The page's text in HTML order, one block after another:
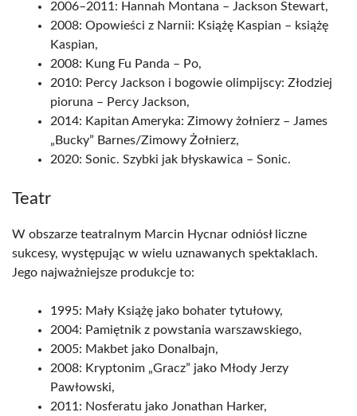
2006–2011: Hannah Montana – Jackson Stewart,
2008: Opowieści z Narnii: Książę Kaspian – książę
Kaspian,
2008: Kung Fu Panda – Po,
2010: Percy Jackson i bogowie olimpijscy: Złodziej
pioruna – Percy Jackson,
2014: Kapitan Ameryka: Zimowy żołnierz – James
„Bucky” Barnes/Zimowy Żołnierz,
2020: Sonic. Szybki jak błyskawica – Sonic.
Teatr
W obszarze teatralnym Marcin Hycnar odniósł liczne
sukcesy, występując w wielu uznawanych spektaklach.
Jego najważniejsze produkcje to:
1995: Mały Książę jako bohater tytułowy,
2004: Pamiętnik z powstania warszawskiego,
2005: Makbet jako Donalbajn,
2008: Kryptonim „Gracz” jako Młody Jerzy
Pawłowski,
2011: Nosferatu jako Jonathan Harker,